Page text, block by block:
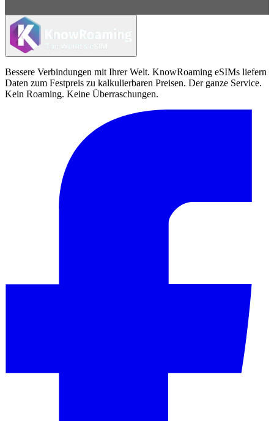
Bessere Verbindungen mit Ihrer Welt. KnowRoaming eSIMs liefern
Daten zum Festpreis zu kalkulierbaren Preisen. Der ganze Service.
Kein Roaming. Keine Überraschungen.